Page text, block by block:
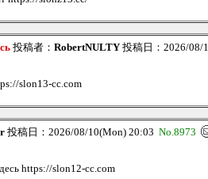
投稿者： RobertNULTY 投稿日：2026/
slon13-cc.com
投稿日：2026/08/10(Mon) 20:03 No.8973
https://slon12-cc.com